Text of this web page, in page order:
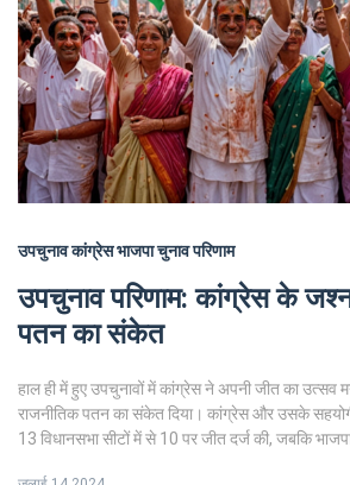
उपचुनावकांग्रेसभाजपाचुनाव परिणाम
उपचुनाव परिणाम: कांग्रेस के
पतन का संकेत
हाल ही में हुए उपचुनावों में कांग्रेस ने अपनी जीत का उत्सव
राजनीतिक पतन का संकेत दिया। कांग्रेस और उसके
13 विधानसभा सीटों में से 10 पर जीत दर्ज की, जबकि